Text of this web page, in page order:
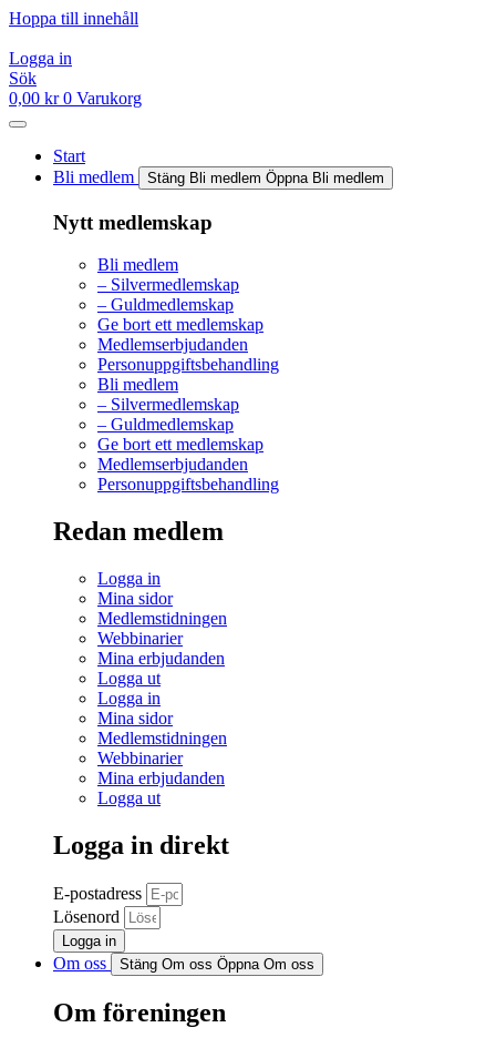
Hoppa till innehåll
Logga in
Sök
0,00 kr 0 Varukorg
Start
Bli medlem
Stäng Bli medlem Öppna Bli medlem
Nytt medlemskap
Bli medlem
– Silvermedlemskap
– Guldmedlemskap
Ge bort ett medlemskap
Medlemserbjudanden
Personuppgiftsbehandling
Bli medlem
– Silvermedlemskap
– Guldmedlemskap
Ge bort ett medlemskap
Medlemserbjudanden
Personuppgiftsbehandling
Redan medlem
Logga in
Mina sidor
Medlemstidningen
Webbinarier
Mina erbjudanden
Logga ut
Logga in
Mina sidor
Medlemstidningen
Webbinarier
Mina erbjudanden
Logga ut
Logga in direkt
E-postadress
Lösenord
Logga in
Om oss Stäng Om oss Öppna Om oss
Om föreningen